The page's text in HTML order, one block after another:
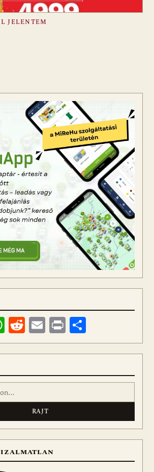
JELENTEM
WhatsApp
Reddit
Email
Print
meg